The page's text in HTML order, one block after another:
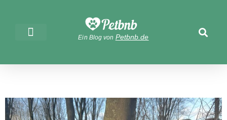
Ein Blog von Petbnb.de